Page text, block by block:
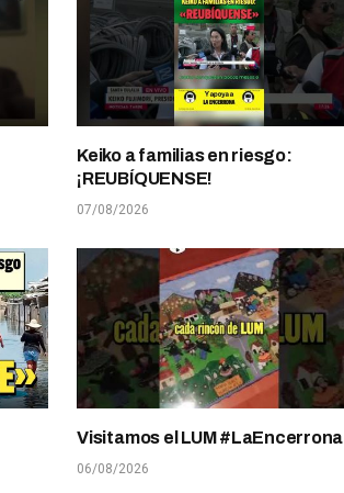
Keiko a familias en riesgo:
¡REUBÍQUENSE!
07/08/2026
Visitamos el LUM #LaEncerrona
06/08/2026